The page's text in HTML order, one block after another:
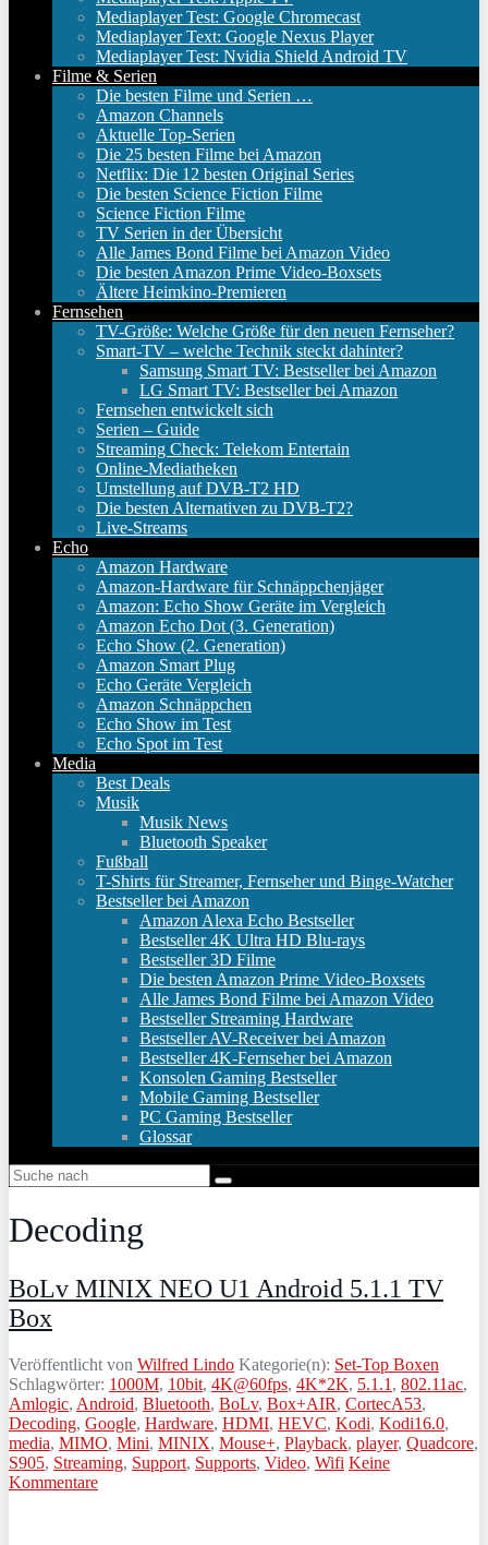
Mediaplayer Test: Google Chromecast
Mediaplayer Text: Google Nexus Player
Mediaplayer Test: Nvidia Shield Android TV
Filme & Serien
Die besten Filme und Serien …
Amazon Channels
Aktuelle Top-Serien
Die 25 besten Filme bei Amazon
Netflix: Die 12 besten Original Series
Die besten Science Fiction Filme
Science Fiction Filme
TV Serien in der Übersicht
Alle James Bond Filme bei Amazon Video
Die besten Amazon Prime Video-Boxsets
Ältere Heimkino-Premieren
Fernsehen
TV-Größe: Welche Größe für den neuen Fernseher?
Smart-TV – welche Technik steckt dahinter?
Samsung Smart TV: Bestseller bei Amazon
LG Smart TV: Bestseller bei Amazon
Fernsehen entwickelt sich
Serien – Guide
Streaming Check: Telekom Entertain
Online-Mediatheken
Umstellung auf DVB-T2 HD
Die besten Alternativen zu DVB-T2?
Live-Streams
Echo
Amazon Hardware
Amazon-Hardware für Schnäppchenjäger
Amazon: Echo Show Geräte im Vergleich
Amazon Echo Dot (3. Generation)
Echo Show (2. Generation)
Amazon Smart Plug
Echo Geräte Vergleich
Amazon Schnäppchen
Echo Show im Test
Echo Spot im Test
Media
Best Deals
Musik
Musik News
Bluetooth Speaker
Fußball
T-Shirts für Streamer, Fernseher und Binge-Watcher
Bestseller bei Amazon
Amazon Alexa Echo Bestseller
Bestseller 4K Ultra HD Blu-rays
Bestseller 3D Filme
Die besten Amazon Prime Video-Boxsets
Alle James Bond Filme bei Amazon Video
Bestseller Streaming Hardware
Bestseller AV-Receiver bei Amazon
Bestseller 4K-Fernseher bei Amazon
Konsolen Gaming Bestseller
Mobile Gaming Bestseller
PC Gaming Bestseller
Glossar
Decoding
BoLv MINIX NEO U1 Android 5.1.1 TV
Box
Veröffentlicht von Wilfred Lindo Kategorie(n): Set-Top Boxen
Schlagwörter: 1000M, 10bit, 4K@60fps, 4K*2K, 5.1.1 , 802.11ac,
Amlogic, Android, Bluetooth, BoLv, Box+AIR, CortecA53,
Decoding, Google, Hardware, HDMI, HEVC, Kodi, Kodi16.0,
media, MIMO, Mini, MINIX, Mouse+, Playback, player, Quadcore,
S905, Streaming, Support, Supports, Video, Wifi Keine
Kommentare